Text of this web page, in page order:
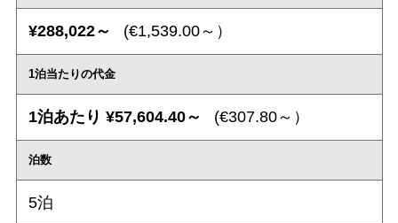
¥288,022～ (€1,539.00～）
1泊当たりの代金
1泊あたり ¥57,604.40～ (€307.80～）
泊数
5泊